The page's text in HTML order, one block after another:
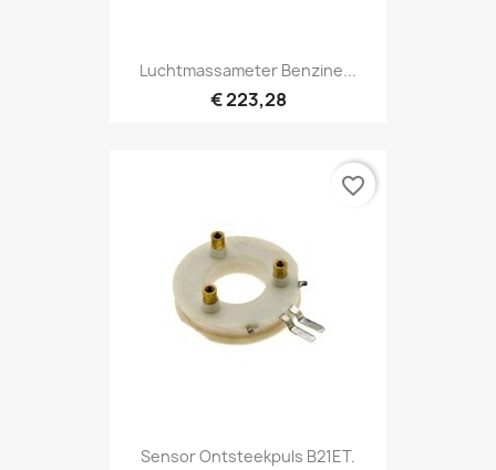
Luchtmassameter Benzine...
€ 223,28
Sensor Ontsteekpuls B21ET.
favorite_border